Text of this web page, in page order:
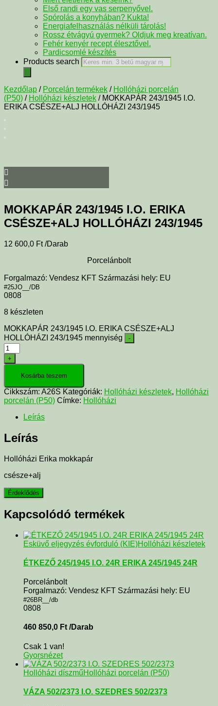
Első randi egy vas serpenyővel.
Spórolás a konyhában? Kukta!
Energiafelhasználás nélküli tárolás!
Rossz étvágyú gyermek? Oldjuk meg kreatívan.
Fehér kenyér recept élesztővel.
Pardicsomlé készítés
Products search
Kezdőlap / Porcelán termékek / Hollóházi porcelán
(P50) / Hollóházi készletek / MOKKAPÁR 243/1945 I.O.
ERIKA CSÉSZE+ALJ HOLLÓHÁZI 243/1945
MOKKAPÁR 243/1945 I.O. ERIKA
CSÉSZE+ALJ HOLLÓHÁZI 243/1945
12 600,0 Ft /Darab
Porcelánbolt
Forgalmazó: Vendesz KFT Származási hely: EU
#25JO__/DB
0808
8 készleten
MOKKAPÁR 243/1945 I.O. ERIKA CSÉSZE+ALJ
HOLLÓHÁZI 243/1945 mennyiség
-
+
Kosárba teszem
Cikkszám: A26S Kategóriák: Hollóházi készletek, Hollóházi
porcelán (P50) Címke: Hollóházi
Leírás
Leírás
Hollóházi Erika mokkapár
csésze+alj
Kapcsolódó termékek
Esküvő eljegyzés évforduló (KIE)Hollóházi készletek
ÉTKEZŐ 245/1945 I.O. 24R ERIKA 245/1945 24R
Porcelánbolt
Forgalmazó: Vendesz KFT Származási hely: EU
#26BR__/db
0808
460 850,0 Ft /Darab
Csak 1 van!
Gyorsnézet
Hollóházi díszműHollóházi porcelán (P50)
VÁZA 502/2373 I.O. SZEDRES 502/2373